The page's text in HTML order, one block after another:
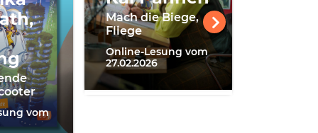
vom
Mach die Biege,
Fliege
Online-Lesung vom
27.02.2026